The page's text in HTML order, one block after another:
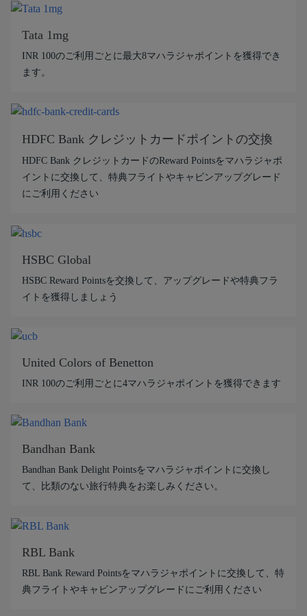
Tata 1mg
INR 100のご利用ごとに最大8マハラジャポイントを獲得でき
ます。
HDFC Bank クレジットカードポイントの交換
HDFC Bank クレジットカードのReward Pointsをマハラジャポ
イントに交換して、特典フライトやキャビンアップグレード
にご利用ください
HSBC Global
HSBC Reward Pointsを交換して、アップグレードや特典フラ
イトを獲得しましょう
United Colors of Benetton
INR 100のご利用ごとに4マハラジャポイントを獲得できます
Bandhan Bank
Bandhan Bank Delight Pointsをマハラジャポイントに交換し
て、比類のない旅行特典をお楽しみください。
RBL Bank
RBL Bank Reward Pointsをマハラジャポイントに交換して、特
典フライトやキャビンアップグレードにご利用ください